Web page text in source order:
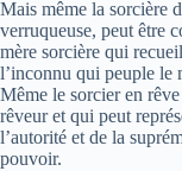
Mais même la sorcière
verruqueuse, peut être
mère sorcière qui
l’inconnu qui peuple le
Même le sorcier en
rêveur et qui peut
l’autorité et de la
pouvoir.